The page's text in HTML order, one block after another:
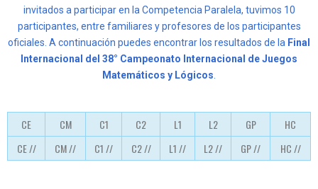
invitados a participar en la Competencia Paralela, tuvimos 10
participantes, entre familiares y profesores de los participantes
oficiales. A continuación puedes encontrar los resultados de la Final
Internacional del 38° Campeonato Internacional de Juegos
Matemáticos y Lógicos
CE CM C1 C2 L1 L2 GP
HC
CE //
CM // C1 // C2 // L1 // L2 // GP // HC //